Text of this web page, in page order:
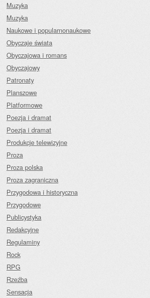
Muzyka
Muzyka
Naukowe i popularnonaukowe
Obyczaje świata
Obyczajowa i romans
Obyczajowy
Patronaty
Planszowe
Platformowe
Poezja i dramat
Poezja i dramat
Produkcje telewizyjne
Proza
Proza polska
Proza zagraniczna
Przygodowa i historyczna
Przygodowe
Publicystyka
Redakcyjne
Regulaminy
Rock
RPG
Rzeźba
Sensacja